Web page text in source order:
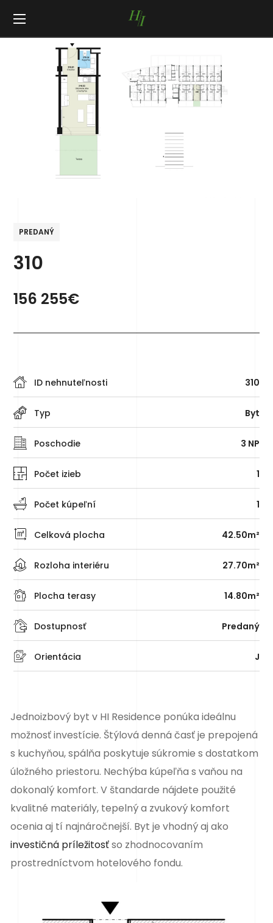
PREDANÝ
310
156 255€
ID nehnuteľnosti 310
Rozloha interiéru 27.70m²
Poschodie 3 NP
Počet kúpeľní 1
Celková plocha 42.50m²
Počet izieb 1
Dostupnosť Predaný
Orientácia J
Typ Byt
Plocha terasy 14.80m²
Jednoizbový byt v HI Residence ponúka ideálnu
možnosť investície. Štýlová denná časť je prepojená
s kuchyňou, spálňa poskytuje súkromie s dostatkom
úložného priestoru. Nechýba kúpeľňa s vaňou na
dokonalý komfort. V štandarde nájdete použité
kvalitné materiály, tepelný a zvukový komfort
ocenia aj tí najnáročnejší. Byt je vhodný aj ako
investičná príležitosťso zhodnocovaním
prostredníctvom hotelového fondu.